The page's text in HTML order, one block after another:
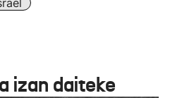
izan daiteke